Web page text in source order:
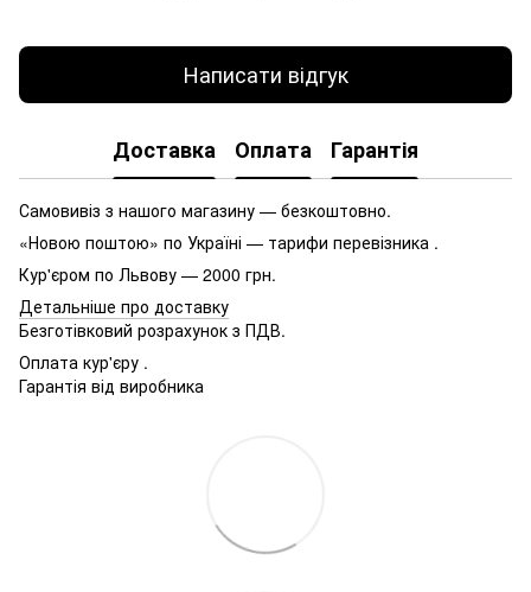
Написати відгук
Доставка Оплата Гарантія
Самовивіз з нашого магазину — безкоштовно.
«Новою поштою» по Україні — тарифи перевізника .
Кур'єром по Львову — 2000 грн.
Детальніше про доставку
Безготівковий розрахунок з ПДВ.
Оплата кур'єру .
Гарантія від виробника